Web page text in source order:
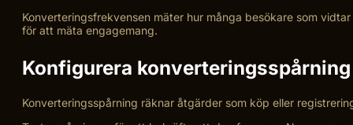
Konverteringsfrekvensen mäter hur många besökare som
för att mäta engagemang.
Konfigurera konverteringsspårning
Konverteringsspårning räknar åtgärder som köp eller